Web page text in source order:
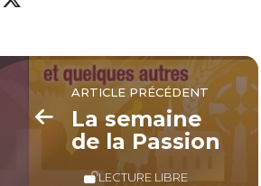
ARTICLE PRÉCÉDENT
La semaine
de la Passion
LECTURE LIBRE